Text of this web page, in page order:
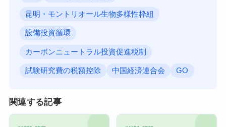
昆明・モントリオール生物多様性枠組
設備投資循環
カーボンニュートラル投資促進税制
試験研究費の税額控除 中国経済連合会 GO
関連する記事